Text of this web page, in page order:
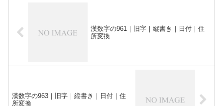
漢数字の961｜旧字｜縦書き｜日付｜住
所変換
漢数字の963｜旧字｜縦書き｜日付｜住
所変換